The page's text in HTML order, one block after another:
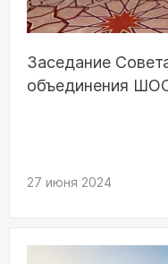
Заседание
объединения
27 июня 2024